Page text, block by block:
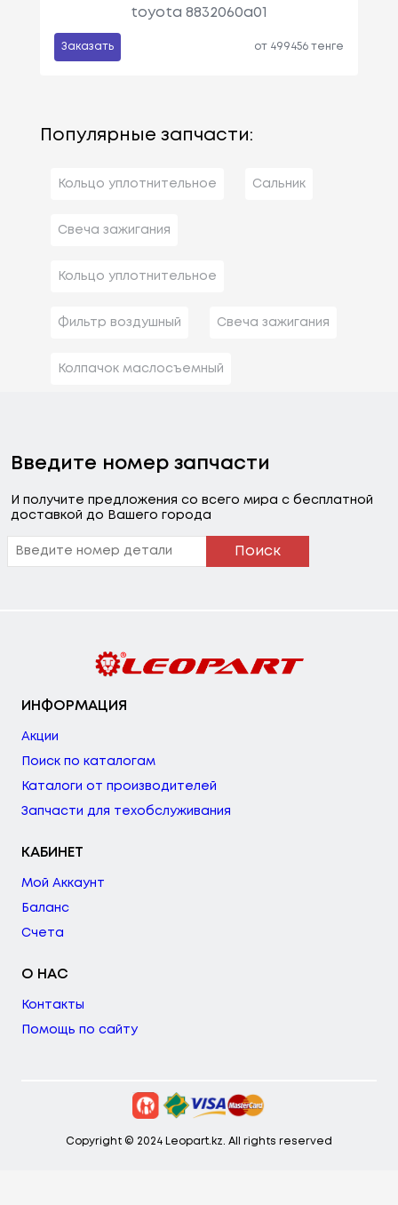
toyota 8832060a01
Заказать от 499456 тенге
Популярные запчасти:
Кольцо уплотнительное Сальник
Свеча зажигания
Кольцо уплотнительное
Фильтр воздушный Свеча зажигания
Колпачок маслосъемный
Введите номер запчасти
И получите предложения со всего мира с бесплатной
доставкой до Вашего города
Поиск
ИНФОРМАЦИЯ
Акции
Поиск по каталогам
Каталоги от производителей
Запчасти для техобслуживания
КАБИНЕТ
Мой Аккаунт
Баланс
Счета
О НАС
Контакты
Помощь по сайту
Copyright © 2024 Leopart.kz. All rights reserved